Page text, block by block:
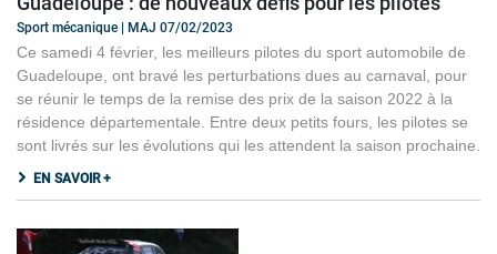
Sport mécanique | MAJ 07/02/2023
Ce samedi 4 février, les meilleurs pilotes du sport automobile de
Guadeloupe, ont bravé les perturbations dues au carnaval, pour
se réunir le temps de la remise des prix de la saison 2022 à la
résidence départementale. Entre deux petits fours, les pilotes se
sont livrés sur les évolutions qui les attendent la saison prochaine.
EN SAVOIR +